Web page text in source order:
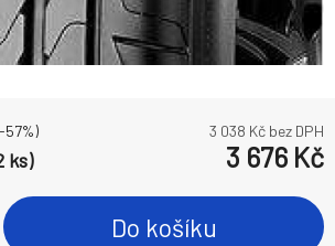
57%) 3 038 Kč bez DPH
ks) 3 676 Kč
Do košíku